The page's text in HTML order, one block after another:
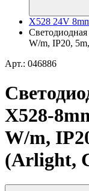
X528 24V
W/m, IP20,
Арт.: 046886
X528-
W/m,
(Arlight,